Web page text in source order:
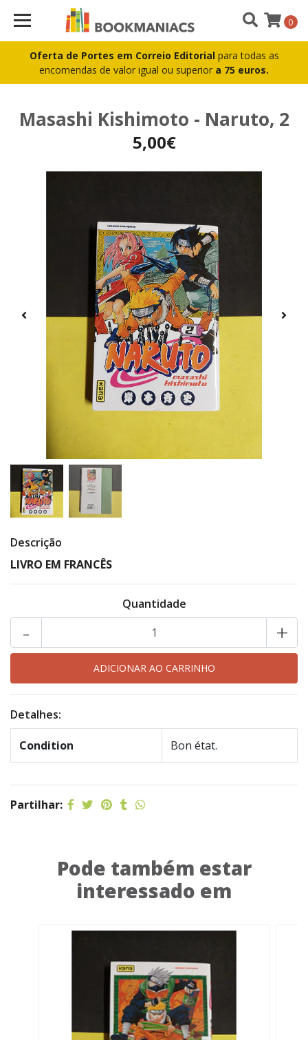
Oferta de Portes em Correio Editorial para todas as
encomendas de valor igual ou superior a 75 euros.
0
Masashi Kishimoto - Naruto, 2
5,00€
Descrição
LIVRO EM FRANCÊS
Quantidade
+
-
Detalhes:
Condition Bon état.
Partilhar:
Pode também estar
interessado em